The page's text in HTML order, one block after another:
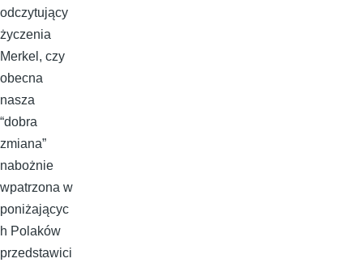
odczytujący
życzenia
Merkel, czy
obecna
nasza
“dobra
zmiana”
nabożnie
wpatrzona w
poniżającyc
h Polaków
przedstawici